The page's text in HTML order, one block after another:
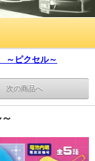
～ピクセル～
次の商品へ